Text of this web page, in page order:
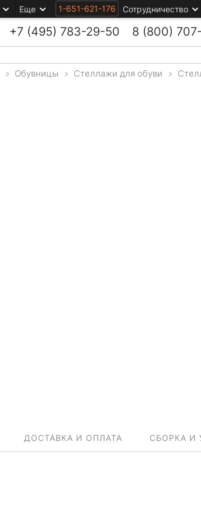
Еще 1-651-621-176 Сотрудничество
+7 (495) 783-29-50 8 (800)
> Обувницы > Стеллажи для обуви >
ДОСТАВКА И ОПЛАТА СБОРКА И